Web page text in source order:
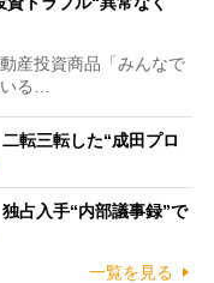
産投資商品「みんなで
る…
転三転した“成田プロ
占入手“内部議事録”で
一覧を見る